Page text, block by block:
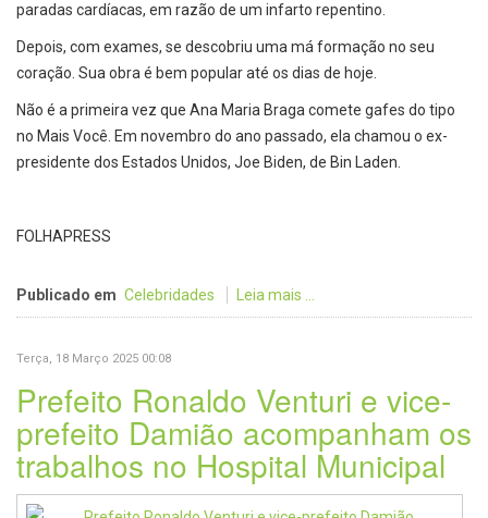
paradas cardíacas, em razão de um infarto repentino.
Depois, com exames, se descobriu uma má formação no seu
coração. Sua obra é bem popular até os dias de hoje.
Não é a primeira vez que Ana Maria Braga comete gafes do tipo
no Mais Você. Em novembro do ano passado, ela chamou o ex-
presidente dos Estados Unidos, Joe Biden, de Bin Laden.
FOLHAPRESS
Publicado em Celebridades Leia mais ...
Terça, 18 Março 2025 00:08
Prefeito Ronaldo Venturi e vice-
prefeito Damião acompanham os
trabalhos no Hospital Municipal